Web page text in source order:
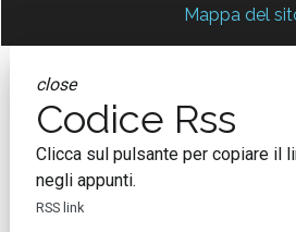
Mappa del
close
Codice Rss
Clicca sul pulsante per copiare il
negli appunti.
RSS link